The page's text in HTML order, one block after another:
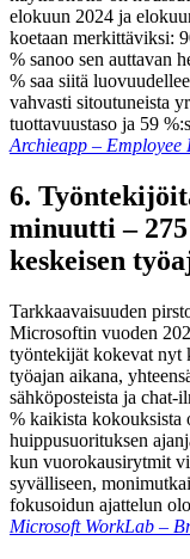
elokuun 2024 ja
koetaan merkittäviksi:
% sanoo sen auttavan
% saa siitä
vahvasti sitoutuneista
tuottavuustaso ja 59
Archieapp – Employee
6.
minuutti –
keskeisen
Tarkkaavaisuuden
Microsoftin vuoden
työntekijät kokevat nyt
työajan aikana,
sähköposteista ja chat-
% kaikista kokouksista
huippusuorituksen
kun vuorokausirytmit
syvälliseen,
fokusoidun ajattelun
Microsoft WorkLab –